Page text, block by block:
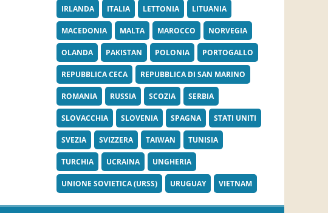
IRLANDA ITALIA LETTONIA LITUANIA
MACEDONIA MALTA MAROCCO NORVEGIA
OLANDA PAKISTAN POLONIA PORTOGALLO
REPUBBLICA CECA REPUBBLICA DI SAN MARINO
ROMANIA RUSSIA SCOZIA SERBIA
SLOVACCHIA SLOVENIA SPAGNA STATI UNITI
SVEZIA SVIZZERA TAIWAN TUNISIA
TURCHIA UCRAINA UNGHERIA
UNIONE SOVIETICA (URSS) URUGUAY VIETNAM